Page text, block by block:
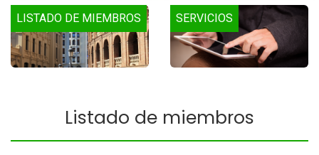
LISTADO DE MIEMBROS SERVICIOS
Listado de miembros